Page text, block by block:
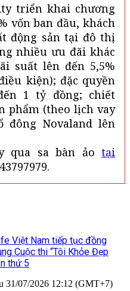
triển khai chương
vốn ban đầu, khách
động sản tại đô thị
nhiều ưu đãi khác
suất lên đến 5,5%
kiện); đặc quyền
1 tỷ đồng; chiết
phẩm (theo lịch vay
đông Novaland lên
qua sa bàn ảo tại
Việt Nam tiếp tục đồng
Cuộc thi “Tôi Khỏe Đẹp
thứ 5
31/07/2026 12:12 (GMT+7)